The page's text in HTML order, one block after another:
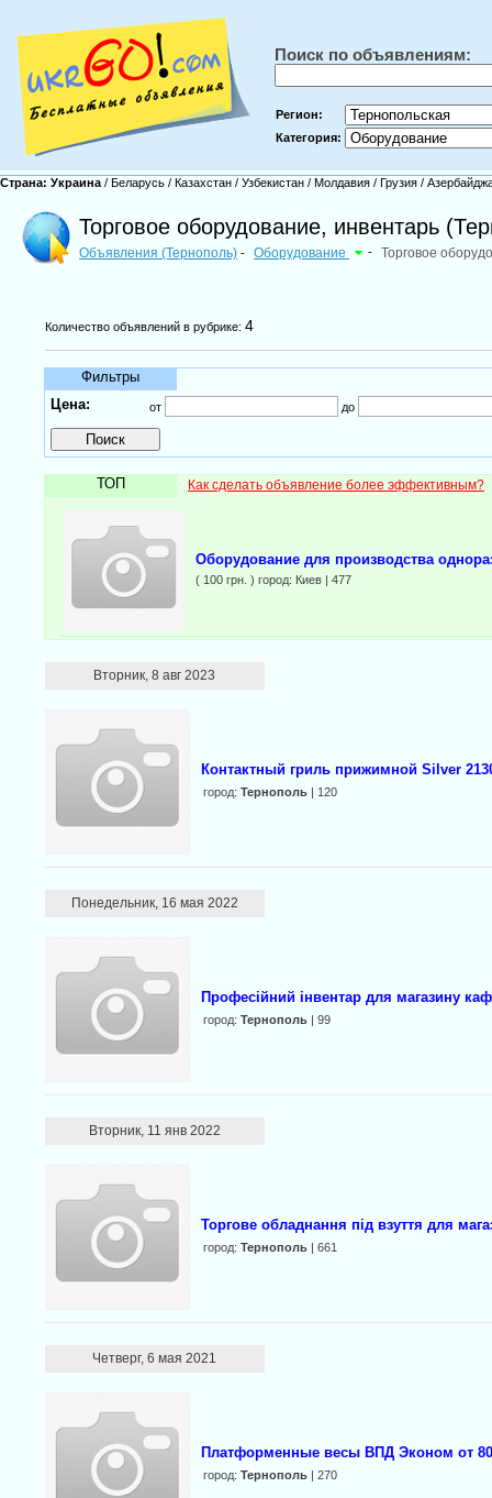
Поиск по объявлениям:
Регион:
Категория:
Страна: Украина / Беларусь / Казахстан / Узбекистан / Молдавия / Грузия /
Торговое оборудование, инвентарь
Объявления (Тернополь) - Оборудование - Торговое
Количество объявлений в рубрике: 4
Фильтры
Цена:
от до
ТОП Как сделать объявление более эффективным?
Оборудование для производства
( 100 грн. ) город: Киев | 477
Вторник, 8 авг 2023
Контактный гриль прижимной Silver
город: Тернополь| 120
Понедельник, 16 мая 2022
Професійний інвентар для магазину
город: Тернополь| 99
Вторник, 11 янв 2022
Торгове обладнання під взуття для
город: Тернополь| 661
Четверг, 6 мая 2021
Платформенные весы ВПД Эконом от
город: Тернополь| 270